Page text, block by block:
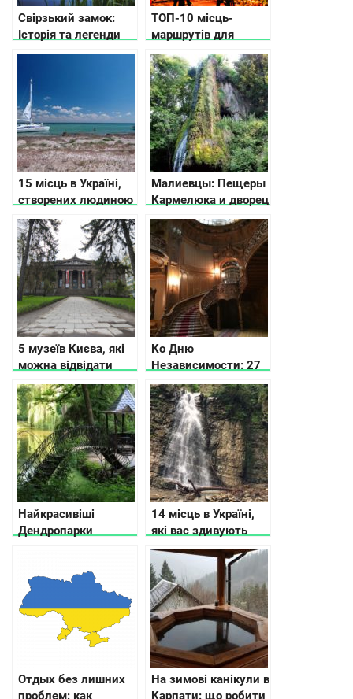
Свірзький замок:
Історія та легенди
ТОП-10 місць-
маршрутів для
корпоративів, які ви
ніколи не забудете
15 місць в Україні,
створених людиною
та природою, які вам
точно сподобаються
Малиевцы: Пещеры
Кармелюка и дворец
Орловских
5 музеїв Києва, які
можна відвідати
безкоштовно
Ко Дню
Независимости: 27
малоизвестных
жемчужин Украины
Найкрасивіші
Дендропарки
14 місць в Україні,
які вас здивують
Отдых без лишних
проблем: как
На зимові канікули в
Карпати: що робити